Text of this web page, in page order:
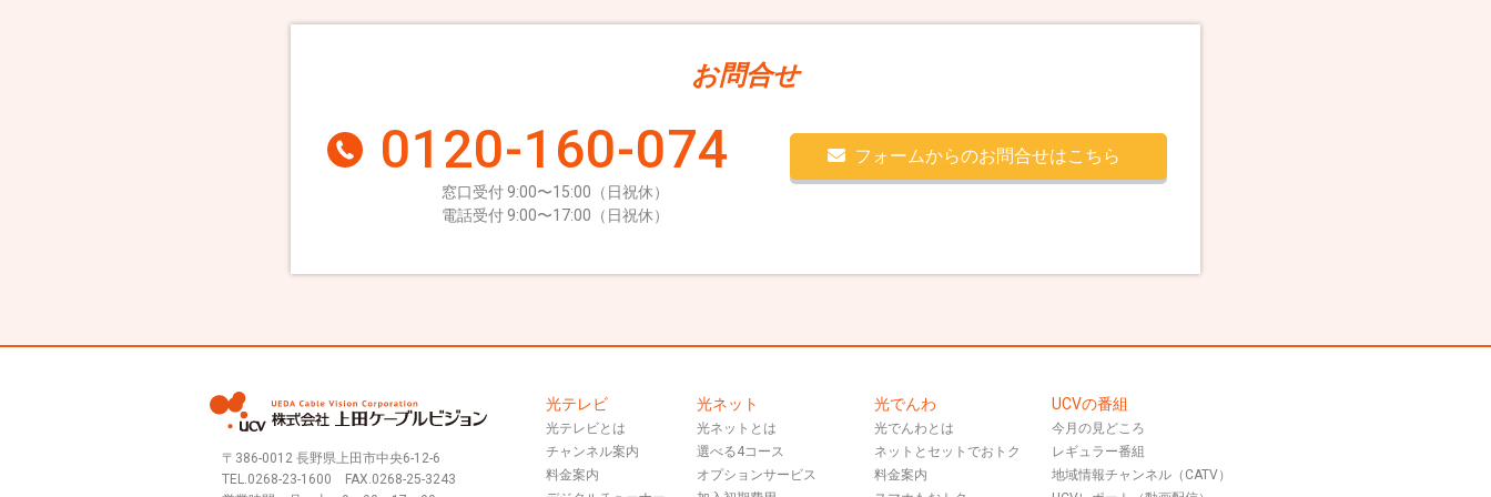
お問合せ
0120-160-074
窓口受付 9:00〜15:00（日祝休）
電話受付 9:00〜17:00（日祝休）
フォームからのお問合せはこちら
〒386-0012 長野県上田市中央6-12-6
TEL.0268-23-1600 FAX.0268-25-3243
光テレビ
光テレビとは
チャンネル案内
料金案内
光ネット
光ネットとは
選べる4コース
オプションサービス
光でんわ
光でんわとは
ネットとセットでおトク
料金案内
UCVの番組
今月の見どころ
レギュラー番組
地域情報チャンネル（CATV）